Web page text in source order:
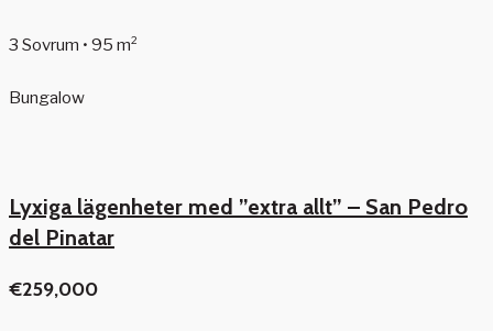
3 Sovrum • 95 m²
Bungalow
Lyxiga lägenheter med ”extra allt” – San Pedro
del Pinatar
€259,000